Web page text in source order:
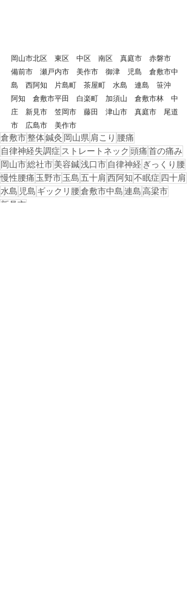
岡山市北区　東区　中区　南区　真庭市　赤磐市
備前市　瀬戸内市　美作市　御津　児島　倉敷市中
島　西阿知　片島町　茶屋町　水島　連島　笹沖
阿知　倉敷市平田　白楽町　加須山　倉敷市林　中
庄　新見市　笠岡市　藤田　津山市　真庭市　尾道
市　広島市　美作市
倉敷市整体鍼灸 岡山県 肩こり 腰痛
自律神経失調症 ストレートネック 頭痛首の痛み
岡山市総社市美容鍼浅口市 自律神経 ぎっくり腰
慢性腰痛 玉野市玉島 五十肩西阿知不眠症 四十肩
水島 児島 ギックリ腰倉敷市中島連島高梁市
新見市